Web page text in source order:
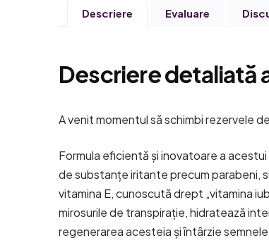
Descriere Evaluare
Descriere detaliată
A venit momentul să schimbi rezervele
Formula eficientă și inovatoare a
de substanțe iritante precum parabeni,
vitamina E, cunoscută drept „vitamina
mirosurile de transpirație, hidratează
regenerarea acesteia și întârzie